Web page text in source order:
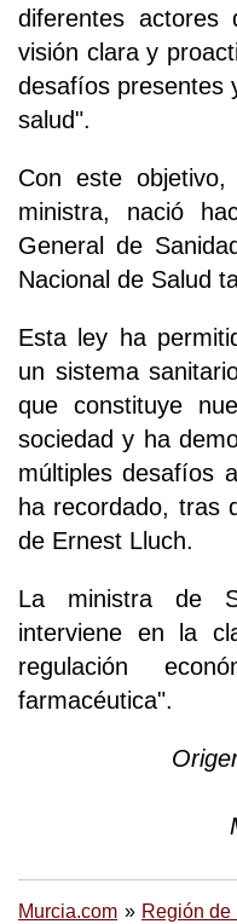
diferentes
visión clara y
desafíos presentes
salud".
Con este
ministra, nació
General de
Nacional de Salud
Esta ley ha
un sistema
que constituye
sociedad y ha
múltiples desafíos
ha recordado, tras
de Ernest Lluch.
La ministra de
interviene en la
regulación
farmacéutica".
Murcia.com Región de